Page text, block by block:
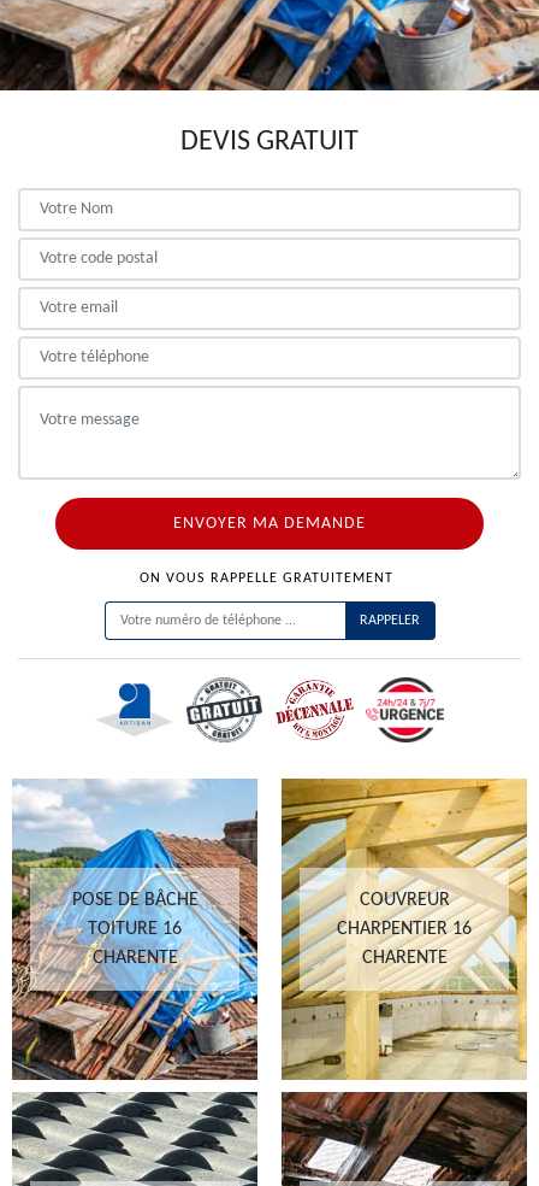
DEVIS GRATUIT
ON VOUS RAPPELLE GRATUITEMENT
POSE DE BÂCHE
TOITURE 16
CHARENTE
COUVREUR
CHARPENTIER 16
CHARENTE